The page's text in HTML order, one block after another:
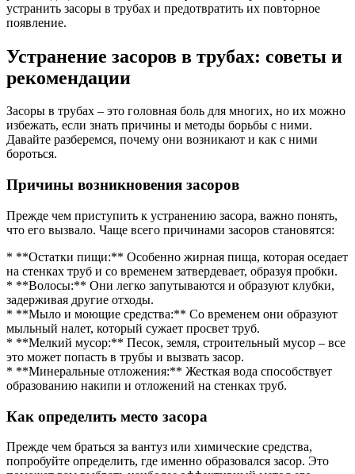
устранить засоры в трубах и предотвратить их повторное
появление.
Устранение засоров в трубах: советы и
рекомендации
Засоры в трубах – это головная боль для многих, но их можно
избежать, если знать причины и методы борьбы с ними.
Давайте разберемся, почему они возникают и как с ними
бороться.
Причины возникновения засоров
Прежде чем приступить к устранению засора, важно понять,
что его вызвало. Чаще всего причинами засоров становятся:
* **Остатки пищи:** Особенно жирная пища, которая оседает
на стенках труб и со временем затвердевает, образуя пробки.
* **Волосы:** Они легко запутываются и образуют клубки,
задерживая другие отходы.
* **Мыло и моющие средства:** Со временем они образуют
мыльный налет, который сужает просвет труб.
* **Мелкий мусор:** Песок, земля, строительный мусор – все
это может попасть в трубы и вызвать засор.
* **Минеральные отложения:** Жесткая вода способствует
образованию накипи и отложений на стенках труб.
Как определить место засора
Прежде чем браться за вантуз или химические средства,
попробуйте определить, где именно образовался засор. Это